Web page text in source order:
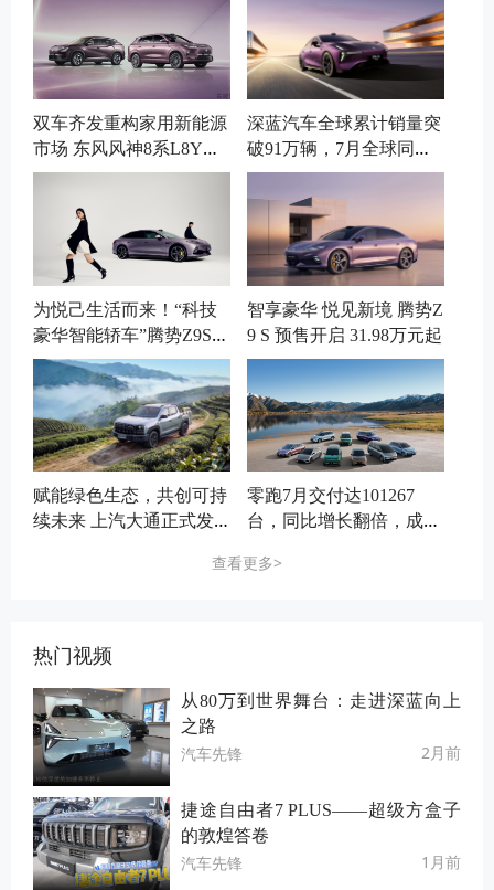
双车齐发重构家用新能源
市场 东风风神8系L8Y、
L8+正式登场
深蓝汽车全球累计销量突
破91万辆，7月全球同比
增长7.52%
为悦己生活而来！“科技
豪华智能轿车”腾势Z9S开
启预售
智享豪华 悦见新境 腾势Z
9 S 预售开启 31.98万元起
赋能绿色生态，共创可持
续未来 上汽大通正式发
零跑7月交付达101267
台，同比增长翻倍，成首
查看更多>
热门视频
从80万到世界舞台：走进深蓝向上
之路
汽车先锋 2月前
捷途自由者7 PLUS——超级方盒子
的敦煌答卷
汽车先锋 1月前